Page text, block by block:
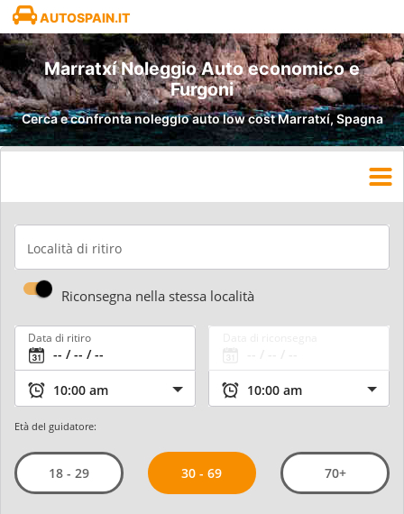
AUTOSPAIN.IT
Marratxí Noleggio Auto economico e
Furgoni
Cerca e confronta noleggio auto low cost Marratxí, Spagna
Località di ritiro
Riconsegna nella stessa località
Data di ritiro
Età del guidatore:
18 - 29 30 - 69 70+